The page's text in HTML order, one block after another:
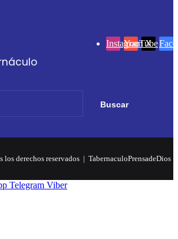
X
YouTube
Instagram
derechos reservados | TabernaculoPrensadeDios
Telegram Viber